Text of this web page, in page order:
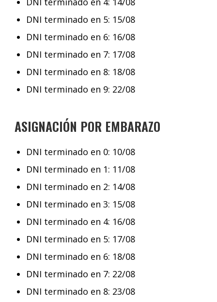
DNI terminado en 5: 15/08
DNI terminado en 6: 16/08
DNI terminado en 7: 17/08
DNI terminado en 8: 18/08
DNI terminado en 9: 22/08
ASIGNACIÓN POR EMBARAZO
DNI terminado en 0: 10/08
DNI terminado en 1: 11/08
DNI terminado en 2: 14/08
DNI terminado en 3: 15/08
DNI terminado en 4: 16/08
DNI terminado en 5: 17/08
DNI terminado en 6: 18/08
DNI terminado en 7: 22/08
DNI terminado en 8: 23/08